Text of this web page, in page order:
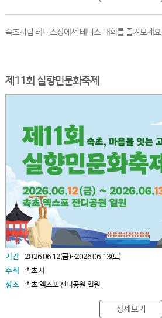
속초시립 테니스장에서 테니스 대회를 즐겨보세요.
제11회 실향민문화축제
기간
2026.06.12(금)~2026.06.13(토)
주최
속초시
장소
속초 엑스포 잔디공원 일원
상세보기